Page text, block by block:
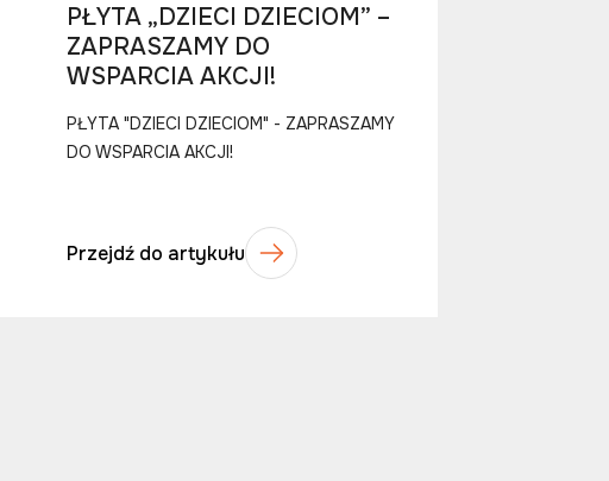
PŁYTA „DZIECI DZIECIOM” –
ZAPRASZAMY DO
WSPARCIA AKCJI!
PŁYTA "DZIECI DZIECIOM" - ZAPRASZAMY
DO WSPARCIA AKCJI!
Przejdź do artykułu